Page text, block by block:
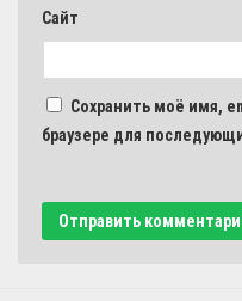
Сайт
Сохранить моё имя,
браузере для